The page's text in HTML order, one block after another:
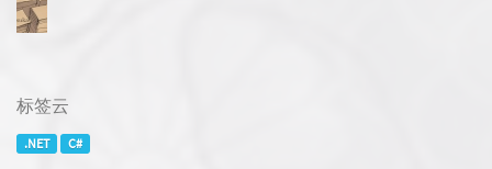
标签云
.NET C#